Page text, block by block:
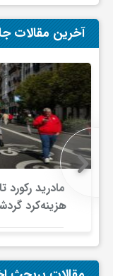
آخرین مقالات
مادرید رکورد